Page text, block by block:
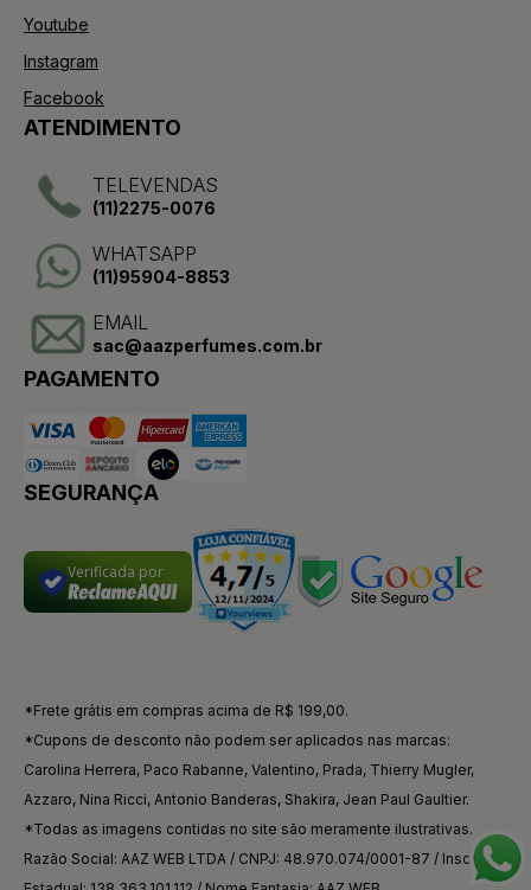
Youtube
Instagram
Facebook
ATENDIMENTO
TELEVENDAS
(11)2275-0076
WHATSAPP
(11)95904-8853
EMAIL
sac@aazperfumes.com.br
PAGAMENTO
SEGURANÇA
Verificada por
*Frete grátis em compras acima de R$ 199,00.
*Cupons de desconto não podem ser aplicados nas marcas:
Carolina Herrera, Paco Rabanne, Valentino, Prada, Thierry Mugler,
Azzaro, Nina Ricci, Antonio Banderas, Shakira, Jean Paul Gaultier.
*Todas as imagens contidas no site são meramente ilustrativas.
Razão Social: AAZ WEB LTDA / CNPJ: 48.970.074/0001-87 / Inscrição